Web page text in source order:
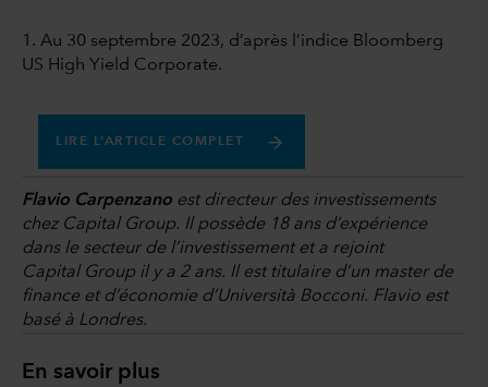
1. Au 30 septembre 2023, d’après l’indice Bloomberg
US High Yield Corporate.
LIRE L’ARTICLE COMPLET
Flavio Carpenzano est directeur des investissements
chez Capital Group. Il possède 18 ans d’expérience
dans le secteur de l’investissement et a rejoint
Capital Group il y a 2 ans. Il est titulaire d’un master de
finance et d’économie d’Università Bocconi. Flavio est
basé à Londres.
En savoir plus